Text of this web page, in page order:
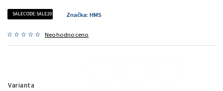
SALECODE:SALE20:20:%
Neohodnoceno
Značka: HMS
Varianta